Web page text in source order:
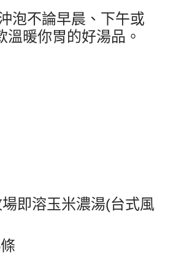
泡不論早晨、下午或
溫暖你胃的好湯品。
即溶玉米濃湯(台式風
條